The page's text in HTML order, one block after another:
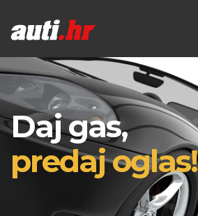
Daj gas,
predaj oglas!